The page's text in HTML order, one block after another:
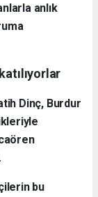
anlık
Dinç, Burdur
bu